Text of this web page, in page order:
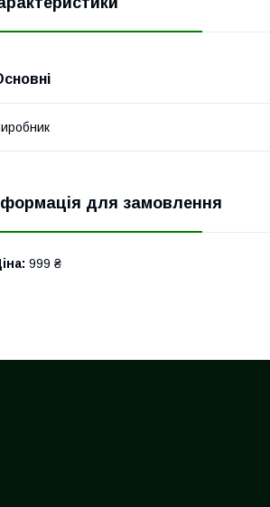
для замовлення
999 ₴